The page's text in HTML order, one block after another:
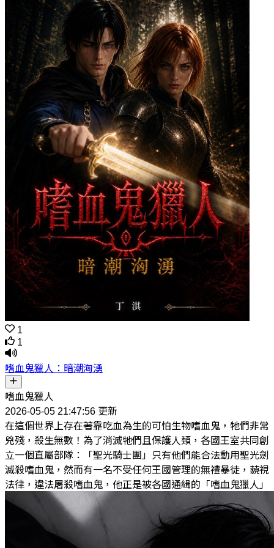
1
1
嗜血鬼獵人：暗潮洶湧
嗜血鬼獵人
2026-05-05 21:47:56 更新
在這個世界上存在著靠吃血為生的可怕生物嗜血鬼，牠們非常
兇殘，殺生無數！為了消滅牠們且保護人類，各國王室共同創
立一個直屬部隊：「聖光騎士團」只有他們能合法動用聖光劍
滅殺嗜血鬼，然而有一名不受任何王國管理的無禮暴徒，藐視
法律，違法屠殺嗜血鬼，他正是被各國通緝的「嗜血鬼獵人」